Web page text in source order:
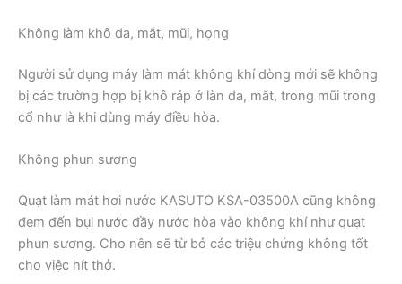
Không làm khô da, mắt, mũi, họng
Người sử dụng máy làm mát không khí dòng mới sẽ không
bị các trường hợp bị khô ráp ở làn da, mắt, trong mũi trong
cổ như là khi dùng máy điều hòa.
Không phun sương
Quạt làm mát hơi nước KASUTO KSA-03500A cũng không
đem đến bụi nước đầy nước hòa vào không khí như quạt
phun sương. Cho nên sẽ từ bỏ các triệu chứng không tốt
cho việc hít thở.